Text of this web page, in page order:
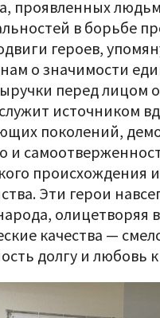
проявленных
в борьбе
героев,
о значимости
перед лицом
источником
поколений,
и
происхождения
Эти герои
олицетворяя
качества —
долгу и любовь